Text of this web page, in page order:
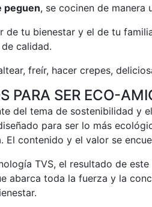
peguen, se cocinen de manera
de tu bienestar y el de tu
calidad.
freír, hacer crepes,
PARA SER ECO-
del tema de sostenibilidad y
para ser lo más
El contenido y el valor se
TVS, el resultado de
abarca toda la fuerza y la